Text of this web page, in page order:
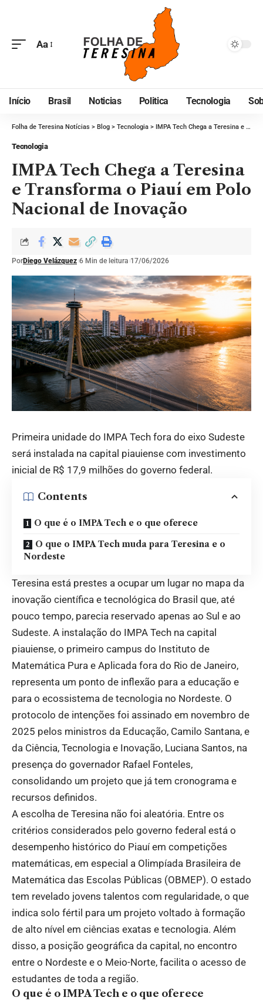
Aa
Início Brasil Noticias Politica Tecnologia
Folha de Teresina Notícias > Blog > Tecnologia > IMPA Tech Chega a Teresina e Transforma o Piauí em Polo Nacional de Inovação
Tecnologia
IMPA Tech Chega a Teresina
e Transforma o Piauí em Polo
Nacional de Inovação
PorDiego Velázquez 6 Min de leitura 17/06/2026
Primeira unidade do IMPA Tech fora do eixo Sudeste
será instalada na capital piauiense com investimento
inicial de R$ 17,9 milhões do governo federal.
Contents
O que é o IMPA Tech e o que oferece
O que o IMPA Tech muda para Teresina e o
Nordeste
Teresina está prestes a ocupar um lugar no mapa da
inovação científica e tecnológica do Brasil que, até
pouco tempo, parecia reservado apenas ao Sul e ao
Sudeste. A instalação do IMPA Tech na capital
piauiense, o primeiro campus do Instituto de
Matemática Pura e Aplicada fora do Rio de Janeiro,
representa um ponto de inflexão para a educação e
para o ecossistema de tecnologia no Nordeste. O
protocolo de intenções foi assinado em novembro de
2025 pelos ministros da Educação, Camilo Santana, e
da Ciência, Tecnologia e Inovação, Luciana Santos, na
presença do governador Rafael Fonteles,
consolidando um projeto que já tem cronograma e
recursos definidos.
A escolha de Teresina não foi aleatória. Entre os
critérios considerados pelo governo federal está o
desempenho histórico do Piauí em competições
matemáticas, em especial a Olimpíada Brasileira de
Matemática das Escolas Públicas (OBMEP). O estado
tem revelado jovens talentos com regularidade, o que
indica solo fértil para um projeto voltado à formação
de alto nível em ciências exatas e tecnologia. Além
disso, a posição geográfica da capital, no encontro
entre o Nordeste e o Meio-Norte, facilita o acesso de
estudantes de toda a região.
O que é o IMPA Tech e o que oferece